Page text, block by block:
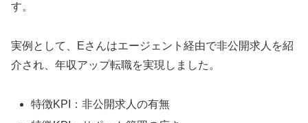
す。
実例として、Eさんはエージェント経由で非公開求人を紹
介され、年収アップ転職を実現しました。
特徴KPI：非公開求人の有無